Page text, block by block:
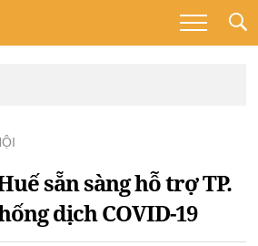
sẵn sàng hỗ trợ TP.
dịch COVID-19